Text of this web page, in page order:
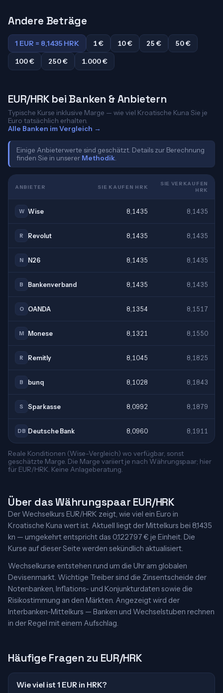
Andere Beträge
1 EUR = 8,1435 HRK 1 € 10 € 25 €
50 €
100 €
250 € 1.000 €
EUR/HRK bei Banken & Anbietern
Typische Kurse inklusive Marge — wie viel Kroatische Kuna Sie je
Euro tatsächlich erhalten.
Alle Banken im Vergleich →
Einige Anbieterwerte sind geschätzt. Details zur Berechnung
finden Sie in unserer Methodik
ANBIETER SIE KAUFEN HRK
SIE VERKAUFEN
HRK
W Wise 8,1435 8,1435
R Revolut 8,1435 8,1435
N N26 8,1435 8,1435
B Bankenverband 8,1435 8,1435
O OANDA 8,1354 8,1517
M Monese 8,1321 8,1550
R Remitly 8,1045 8,1825
B bunq 8,1028 8,1843
S Sparkasse 8,0992 8,1879
DB Deutsche Bank 8,0960 8,1911
Reale Konditionen (Wise-Vergleich) wo verfügbar, sonst
geschätzte Marge. Die Marge variiert je nach Währungspaar; hier
für EUR/HRK. Keine Anlageberatung.
Über das Währungspaar EUR/HRK
Der Wechselkurs EUR/HRK zeigt, wie viel ein Euro in
Kroatische Kuna wert ist. Aktuell liegt der Mittelkurs bei 8,1435
kn — umgekehrt entspricht das 0,122797 € je Einheit. Die
Kurse auf dieser Seite werden sekündlich aktualisiert.
Wechselkurse entstehen rund um die Uhr am globalen
Devisenmarkt. Wichtige Treiber sind die Zinsentscheide der
Notenbanken, Inflations- und Konjunkturdaten sowie die
Risikostimmung an den Märkten. Angezeigt wird der
Interbanken-Mittelkurs — Banken und Wechselstuben rechnen
in der Regel mit einem Aufschlag.
Häufige Fragen zu EUR/HRK
Wie viel ist 1 EUR in HRK?